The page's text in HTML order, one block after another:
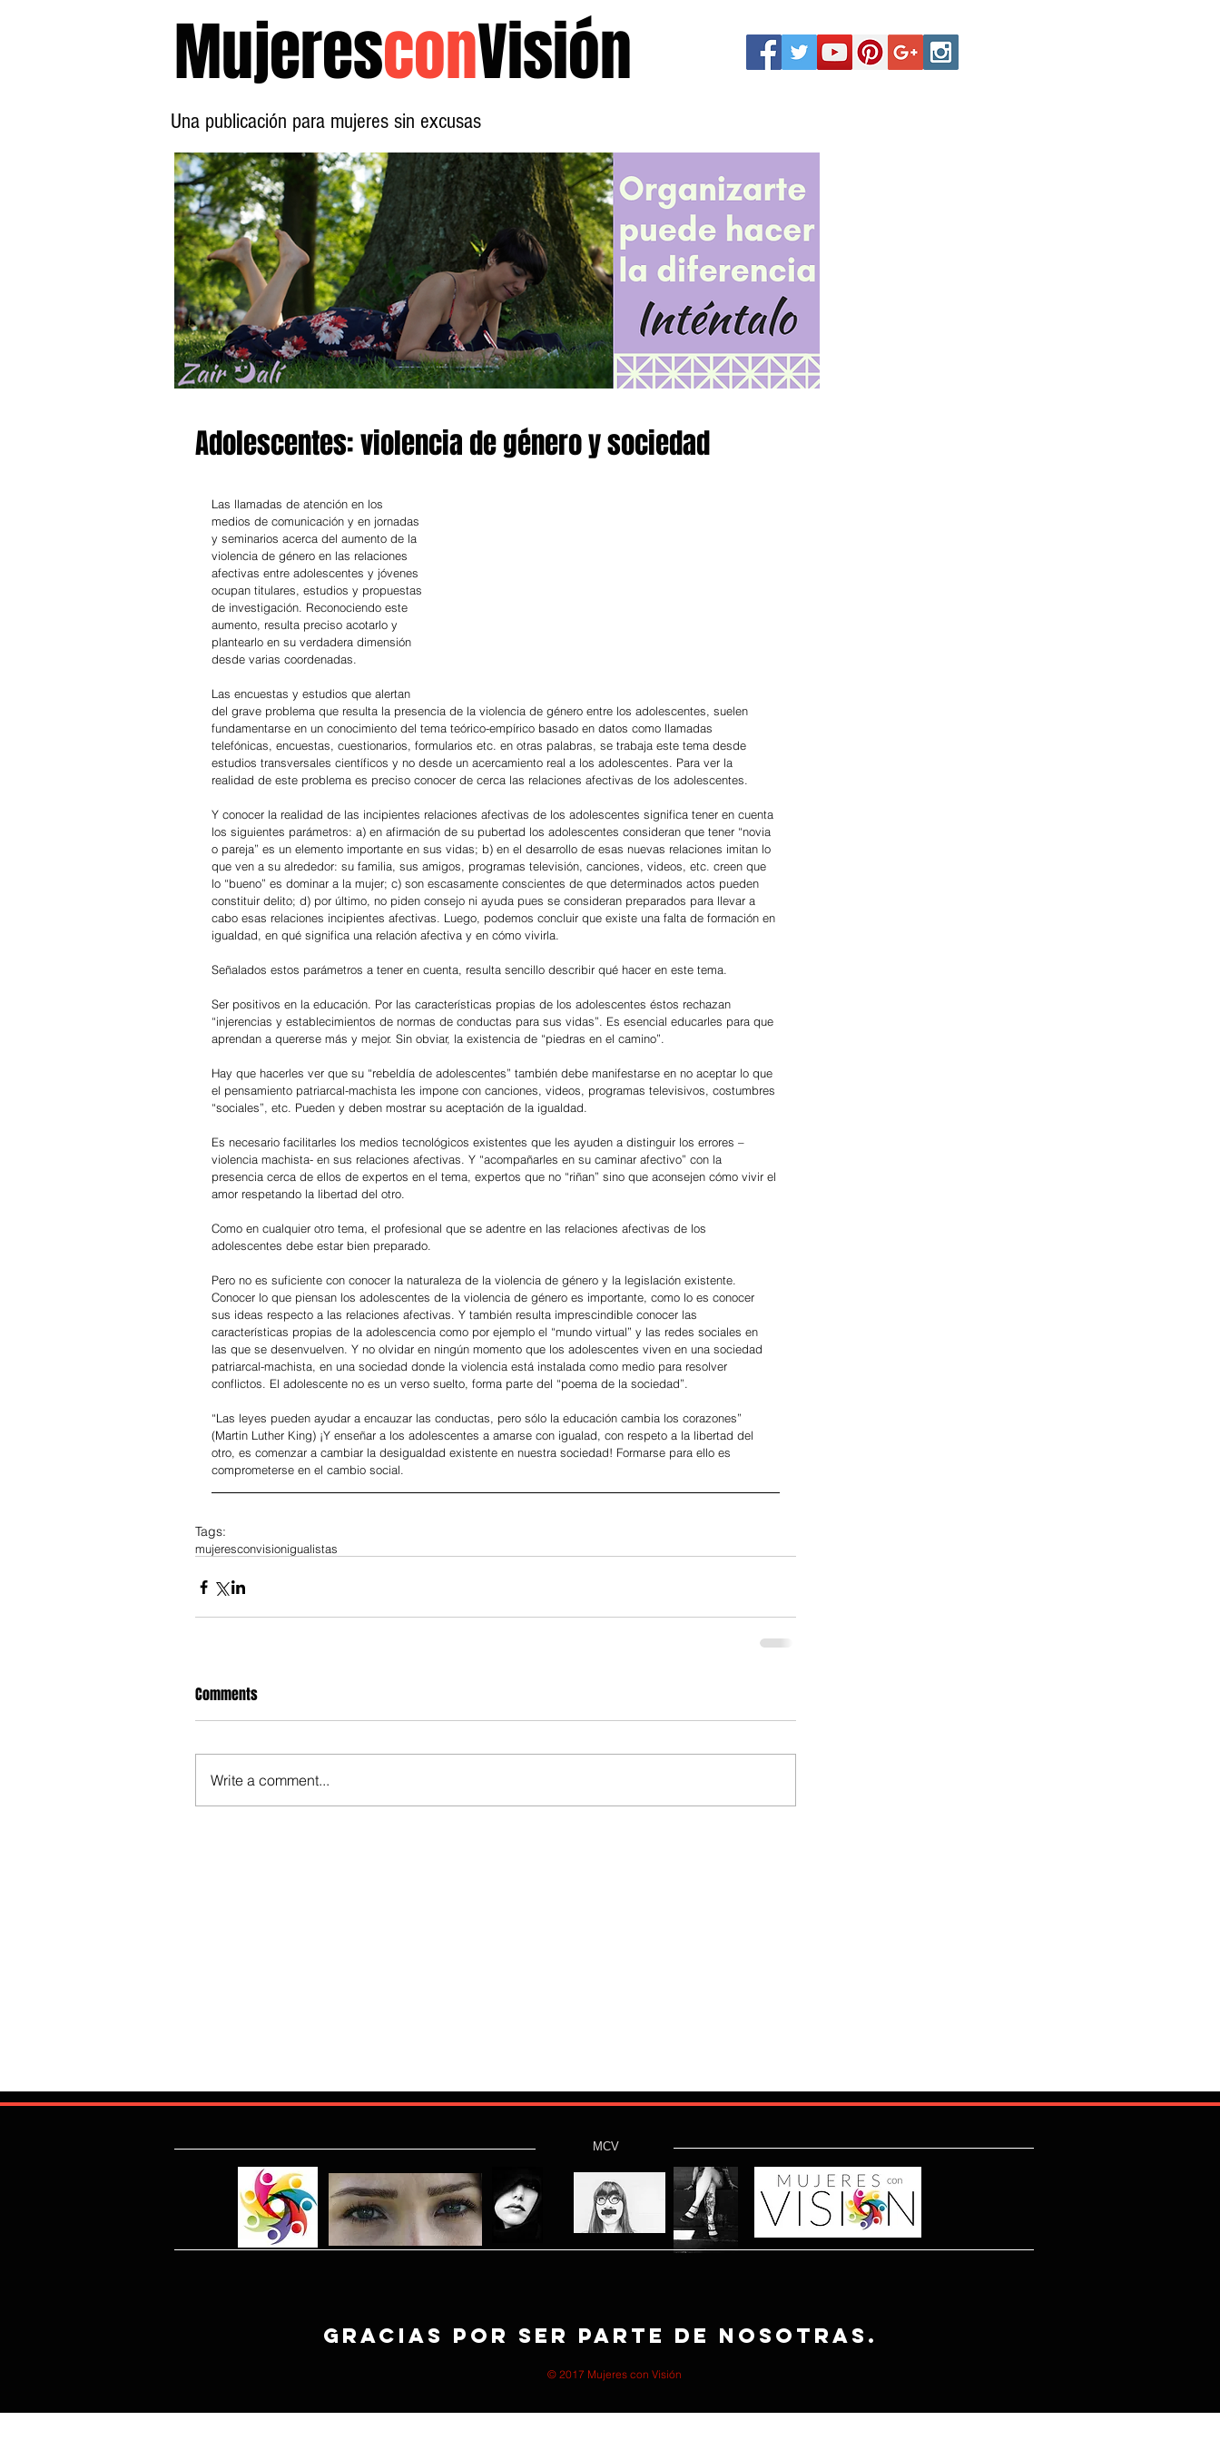
MujeresconVisión
Una publicación para mujeres sin excusas
Adolescentes: violencia de género y sociedad
Las llamadas de atención en los
medios de comunicación y en jornadas
y seminarios acerca del aumento de la
violencia de género en las relaciones
afectivas entre adolescentes y jóvenes
ocupan titulares, estudios y propuestas
de investigación. Reconociendo este
aumento, resulta preciso acotarlo y
plantearlo en su verdadera dimensión
desde varias coordenadas.
Las encuestas y estudios que alertan
del grave problema que resulta la presencia de la violencia de género entre los adolescentes, suelen
fundamentarse en un conocimiento del tema teórico-empírico basado en datos como llamadas
telefónicas, encuestas, cuestionarios, formularios etc. en otras palabras, se trabaja este tema desde
estudios transversales científicos y no desde un acercamiento real a los adolescentes. Para ver la
realidad de este problema es preciso conocer de cerca las relaciones afectivas de los adolescentes.
Y conocer la realidad de las incipientes relaciones afectivas de los adolescentes significa tener en cuenta
los siguientes parámetros: a) en afirmación de su pubertad los adolescentes consideran que tener “novia
o pareja” es un elemento importante en sus vidas; b) en el desarrollo de esas nuevas relaciones imitan lo
que ven a su alrededor: su familia, sus amigos, programas televisión, canciones, videos, etc. creen que
lo “bueno” es dominar a la mujer; c) son escasamente conscientes de que determinados actos pueden
constituir delito; d) por último, no piden consejo ni ayuda pues se consideran preparados para llevar a
cabo esas relaciones incipientes afectivas. Luego, podemos concluir que existe una falta de formación en
igualdad, en qué significa una relación afectiva y en cómo vivirla.
Señalados estos parámetros a tener en cuenta, resulta sencillo describir qué hacer en este tema.
Ser positivos en la educación. Por las características propias de los adolescentes éstos rechazan
“injerencias y establecimientos de normas de conductas para sus vidas”. Es esencial educarles para que
aprendan a quererse más y mejor. Sin obviar, la existencia de “piedras en el camino”.
Hay que hacerles ver que su “rebeldía de adolescentes” también debe manifestarse en no aceptar lo que
el pensamiento patriarcal-machista les impone con canciones, videos, programas televisivos, costumbres
“sociales”, etc. Pueden y deben mostrar su aceptación de la igualdad.
Es necesario facilitarles los medios tecnológicos existentes que les ayuden a distinguir los errores –
violencia machista- en sus relaciones afectivas. Y “acompañarles en su caminar afectivo” con la
presencia cerca de ellos de expertos en el tema, expertos que no “riñan” sino que aconsejen cómo vivir el
amor respetando la libertad del otro.
Como en cualquier otro tema, el profesional que se adentre en las relaciones afectivas de los
adolescentes debe estar bien preparado.
Pero no es suficiente con conocer la naturaleza de la violencia de género y la legislación existente.
Conocer lo que piensan los adolescentes de la violencia de género es importante, como lo es conocer
sus ideas respecto a las relaciones afectivas. Y también resulta imprescindible conocer las
características propias de la adolescencia como por ejemplo el “mundo virtual” y las redes sociales en
las que se desenvuelven. Y no olvidar en ningún momento que los adolescentes viven en una sociedad
patriarcal-machista, en una sociedad donde la violencia está instalada como medio para resolver
conflictos. El adolescente no es un verso suelto, forma parte del “poema de la sociedad”.
“Las leyes pueden ayudar a encauzar las conductas, pero sólo la educación cambia los corazones”
(Martin Luther King) ¡Y enseñar a los adolescentes a amarse con igualad, con respeto a la libertad del
otro, es comenzar a cambiar la desigualdad existente en nuestra sociedad! Formarse para ello es
comprometerse en el cambio social.
Tags:
mujeresconvisionigualistas
Comments
Write a comment...
MCV
Gracias por ser parte de nosotras.
© 2017 Mujeres con Visión